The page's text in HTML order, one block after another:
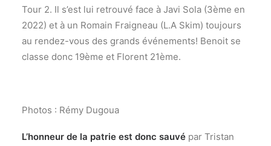
Tour 2. Il s’est lui retrouvé face à Javi Sola (3ème en
2022) et à un Romain Fraigneau (L.A Skim) toujours
au rendez-vous des grands événements! Benoit se
classe donc 19ème et Florent 21ème.
Photos : Rémy Dugoua
L’honneur de la patrie est donc sauvé par Tristan